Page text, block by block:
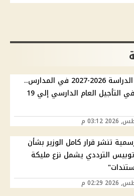
موعد بدء الدراسة 2026-2027 في المدارس..
التعليم ينفي التأجيل العام الدارسي إلي 19
تنشر قرار كامل الوزير بشأن
الترددي يشمل نزع مليكة